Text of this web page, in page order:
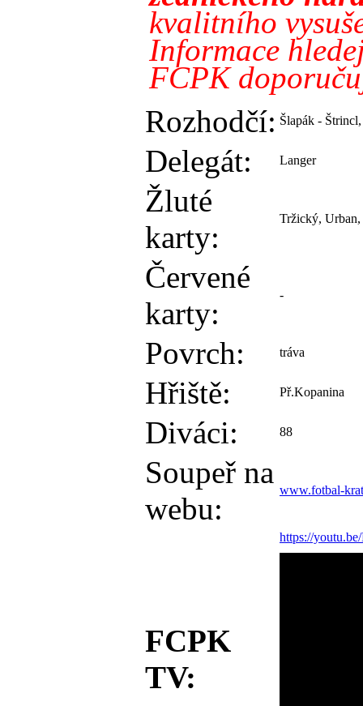
kvalitního
Informace
FCPK
Rozhodčí: Šlapák -
Delegát: Langer
Žluté
karty:
Tržický,
Červené
karty:
-
Povrch: tráva
Hřiště: Př.Kopanina
Diváci: 88
Soupeř na
webu:
www.fotbal-
FCPK
TV:
https://